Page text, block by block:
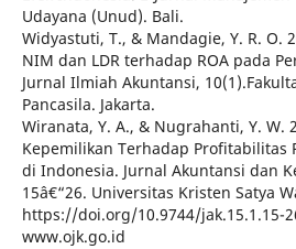
Udayana (Unud). Bali.
Widyastuti, T., & Mandagie, Y. R. O.
NIM dan LDR terhadap ROA pada
Jurnal Ilmiah Akuntansi,
Pancasila. Jakarta.
Wiranata, Y. A., & Nugrahanti, Y. W.
Kepemilikan Terhadap Profitabilitas
di Indonesia. Jurnal Akuntansi dan
15â€“26. Universitas Kristen Satya
https://doi.org/10.9744/jak.15.1.15-
www.ojk.go.id